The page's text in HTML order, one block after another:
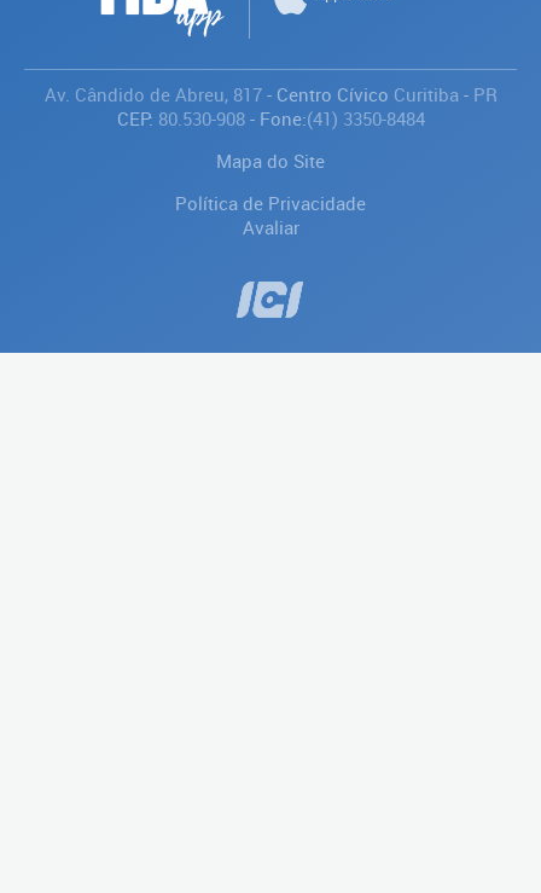
Av. Cândido de Abreu, 817- Centro Cívico Curitiba- PR
CEP: 80.530-908- Fone:(41) 3350-8484
Mapa do Site
Política de Privacidade
Avaliar